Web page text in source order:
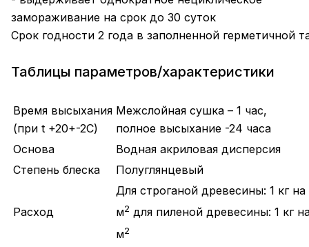
замораживание на срок до 30 суток
Срок годности 2 года в заполненной герметичной
Таблицы параметров/характеристики
Время высыхания
(при t +20+-2C)
Межслойная сушка – 1 час,
полное высыхание -24 часа
Основа
Водная акриловая дисперсия
Степень блеска
Полуглянцевый
Расход
Для строганой древесины: 1 кг на
м2 для пиленой древесины: 1 кг
м2